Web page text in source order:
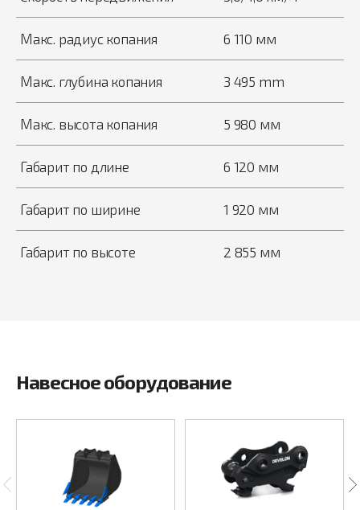
Макс. радиус копания 6 110 мм
Макс. глубина копания 3 495 mm
Макс. высота копания 5 980 мм
Габарит по длине 6 120 мм
Габарит по ширине 1 920 мм
Габарит по высоте 2 855 мм
Навесное оборудование